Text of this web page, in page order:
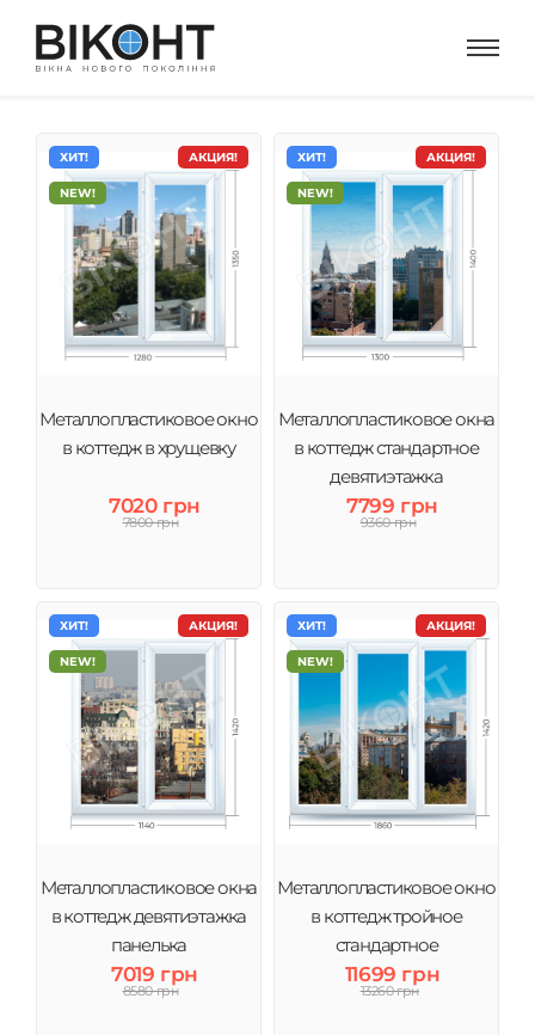
АКЦИЯ!
ХИТ!
NEW!
Металлопластиковое окно
в коттедж в хрущевку
7020 грн
7800 грн
АКЦИЯ!
ХИТ!
NEW!
Металлопластиковое окна
в коттедж стандартное
девятиэтажка
7799 грн
9360 грн
АКЦИЯ!
ХИТ!
NEW!
Металлопластиковое окна
в коттедж девятиэтажка
панелька
7019 грн
8580 грн
АКЦИЯ!
ХИТ!
NEW!
Металлопластиковое окно
в коттедж тройное
стандартное
11699 грн
13260 грн